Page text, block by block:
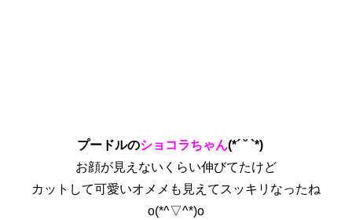
プードルのショコラちゃん(*´ ˘ `*)
お顔が見えないくらい伸びてたけど
カットして可愛いオメメも見えてスッキリなったね
o(*^▽^*)o